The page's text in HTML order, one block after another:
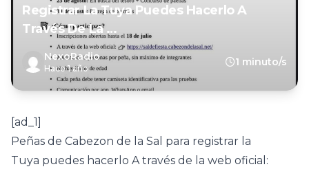
Registrar La Tuya Puedes Hacerlo A
Través De La …
NexoRadio
Hace 1 año
1 minuto/s
[ad_1]
Peñas de Cabezon de la Sal para registrar la
Tuya puedes hacerlo A través de la web oficial: